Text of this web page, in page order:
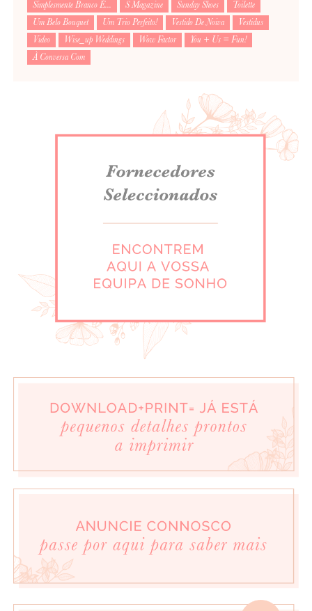
Simplesmente Branco É... S Magazine Sunday Shoes
Toilette
Um Belo Bouquet
Um Trio Perfeito! Vestido De Noiva
Vestidus
Video
Wise_up Weddings Wow Factor
You + Us = Fun!
À Conversa Com